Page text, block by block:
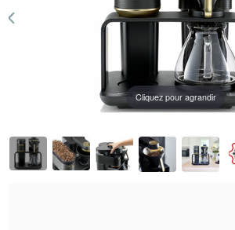
Cliquez pour agrandir